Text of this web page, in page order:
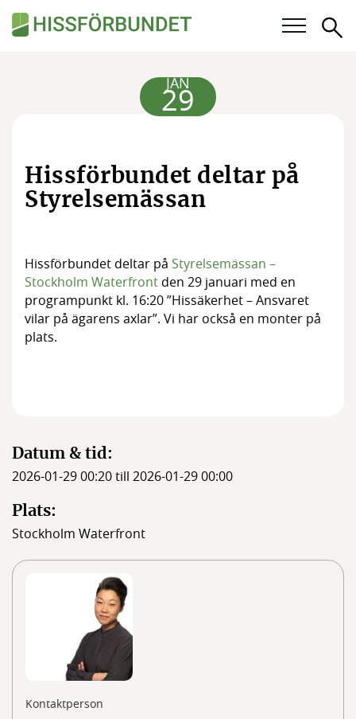
Kalender
Om Hissförbundet
Medlemskap
Datum & tid:
2026-01-29 00:20 till 2026-01-29 00:00
Plats:
Stockholm Waterfront
Kontaktperson
Hissförbundet deltar på
Styrelsemässan
Hissförbundet deltar på Styrelsemässan –
Stockholm Waterfront den 29 januari med en
programpunkt kl. 16:20 ”Hissäkerhet – Ansvaret
vilar på ägarens axlar”. Vi har också en monter på
plats.
JAN
29